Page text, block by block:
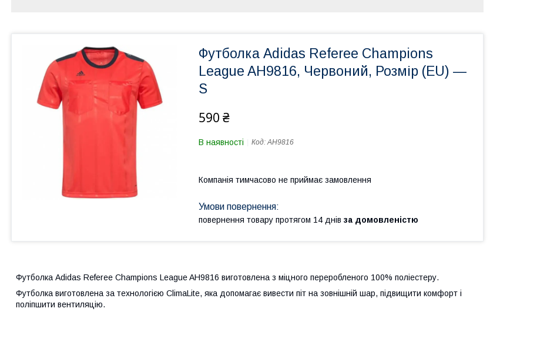
Футболка Adidas Referee Champions
League AH9816, Червоний, Розмір (EU) —
S
590 ₴
В наявності Код:AH9816
Компанія тимчасово не приймає замовлення
повернення товару протягом 14 днів за домовленістю
Футболка Adidas Referee Champions League AH9816 виготовлена з міцного переробленого 100% поліестеру.
Футболка виготовлена за технологією ClimaLite, яка допомагає вивести піт на зовнішній шар, підвищити комфорт і
поліпшити вентиляцію.